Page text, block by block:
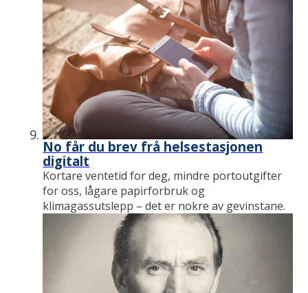
No får du brev frå helsestasjonen
digitalt
Kortare ventetid for deg, mindre portoutgifter
for oss, lågare papirforbruk og
klimagassutslepp – det er nokre av gevinstane.